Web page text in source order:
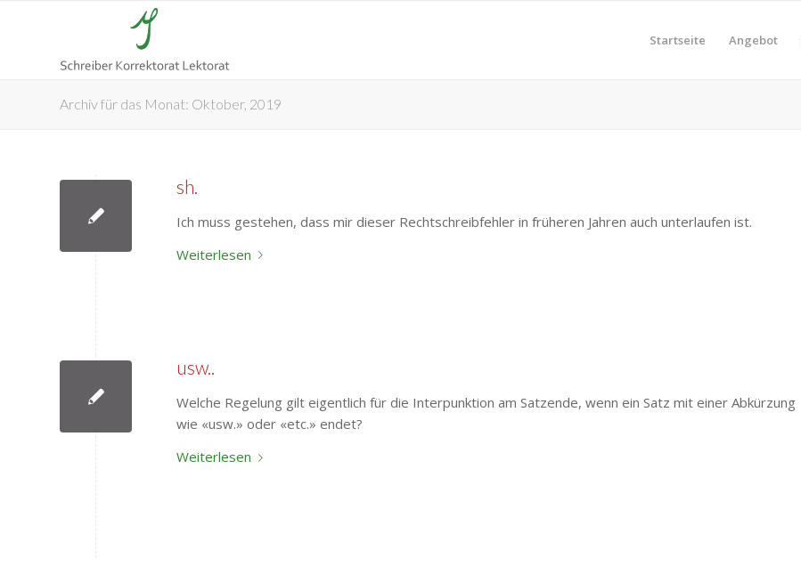
Startseite Angebot
Archiv für das Monat: Oktober, 2019
sh.
Ich muss gestehen, dass mir dieser Rechtschreibfehler in früheren Jahren auch unterlaufen ist.
Weiterlesen
usw..
Welche Regelung gilt eigentlich für die Interpunktion am Satzende, wenn ein Satz mit einer Abkürzung
wie «usw.» oder «etc.» endet?
Weiterlesen